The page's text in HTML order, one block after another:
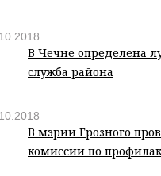
В Чечне определена
служба района
В мэрии Грозного
комиссии по